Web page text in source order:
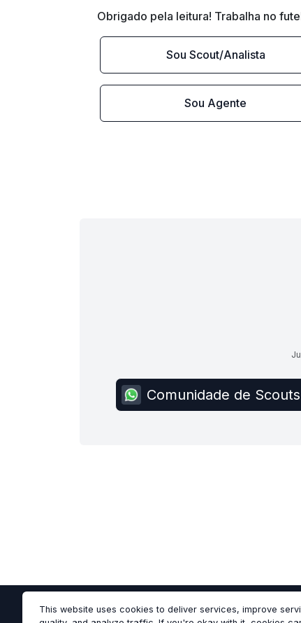
Obrigado pela leitura! Trabalha no
Sou Scout/Analista
Sou Agente
Comunidade de
This website uses cookies to deliver services, improve